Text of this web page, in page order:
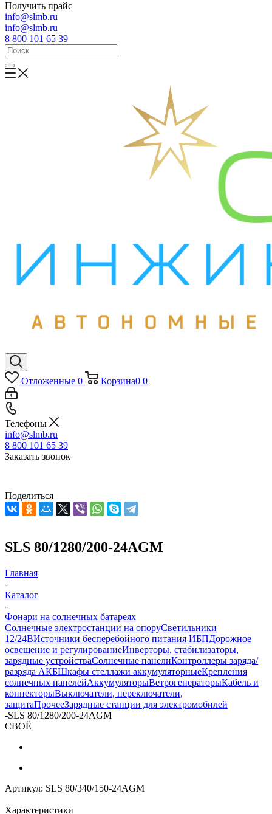
Получить прайс
info@slmb.ru
info@slmb.ru
8 800 101 65 39
Отложенные 0 Корзина0 0
Телефоны
info@slmb.ru
8 800 101 65 39
Заказать звонок
Поделиться
SLS 80/1280/200-24AGM
Главная
-
Каталог
-
Фонари на солнечных батареях
Солнечные электростанции на опоруСветильники
12/24ВИсточники бесперебойного питания ИБПДорожное
освещение и регулированиеИнверторы, стабилизаторы,
зарядные устройстваСолнечные панелиКонтроллеры заряда/
разряда АКБШкафы стеллажи аккумуляторныеКрепления
солнечных панелейАккумуляторыВетрогенераторыКабель и
коннекторыВыключатели, переключатели,
защитаПрочееЗарядные станции для электромобилей
-SLS 80/1280/200-24AGM
СВОЁ
Артикул: SLS 80/340/150-24AGM
Характеристики